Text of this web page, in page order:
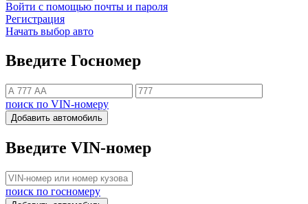
Войти с помощью почты и пароля
Регистрация
Начать выбор авто
Введите Госномер
поиск по VIN-номеру
Добавить автомобиль
Введите VIN-номер
поиск по госномеру